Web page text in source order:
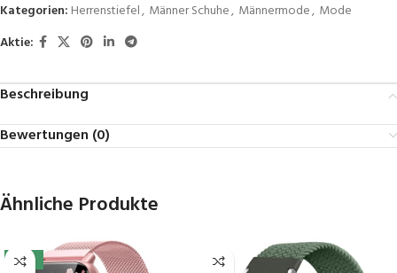
Kategorien: Herrenstiefel, Männer Schuhe, Männermode, Mode
Aktie:
Beschreibung
Bewertungen (0)
Ähnliche Produkte
-10%